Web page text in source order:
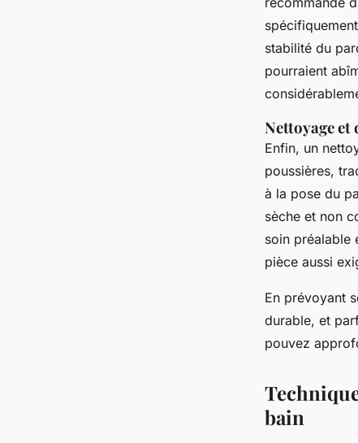
stabilité du
pourraient
Nettoyage
Enfin, un
poussières,
à la pose du
sèche et non
soin préalable
pièce aussi
En prévoyant
durable, et
pouvez
bain